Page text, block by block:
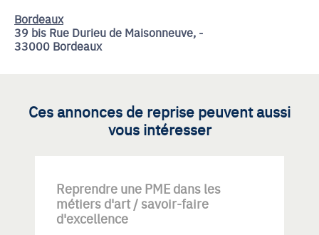
Bordeaux
39 bis Rue Durieu de Maisonneuve, -
33000 Bordeaux
Ces annonces de reprise peuvent aussi
vous intéresser
Reprendre une PME dans les
métiers d'art / savoir-faire
d'excellence